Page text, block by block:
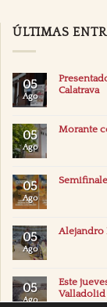
ÚLTIMAS
05
Ago
Calatrava
05
Ago
Morante
05
Ago
05
Ago
Alejandro
05
Ago
Este
Valladolid